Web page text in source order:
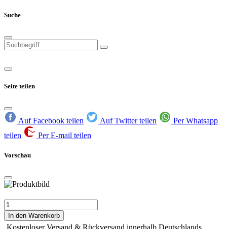
Suche
Seite teilen
Auf Facebook teilen Auf Twitter teilen
Per Whatsapp
teilen
Per E-mail teilen
Vorschau
In den Warenkorb